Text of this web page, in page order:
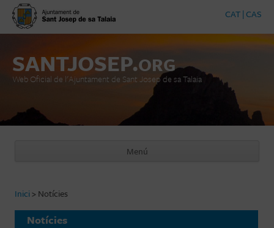
CAT| CAS
SANTJOSEP.ORG
Web Oficial de l'Ajuntament de Sant Josep de sa Talaia
Menú
Inici>Notícies
Notícies